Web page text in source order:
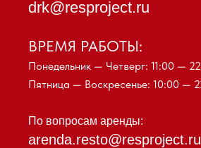
drk@resproject.ru
ВРЕМЯ РАБОТЫ:
Понедельник — Четверг: 11:00 —
Пятница — Воскресенье: 10:00 —
По вопросам аренды:
arenda.resto@resproject.ru